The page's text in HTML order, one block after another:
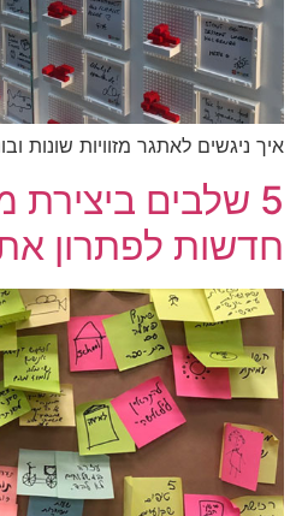
איך ניגשים לאתגר מזוויות שונות
5 שלבים
חדשות לפתרון